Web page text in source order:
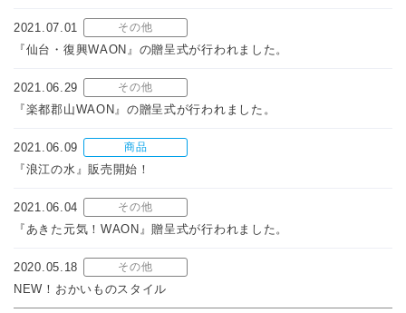
2021.07.01 その他
『仙台・復興WAON』の贈呈式が行われました。
2021.06.29 その他
『楽都郡山WAON』の贈呈式が行われました。
2021.06.09 商品
『浪江の水』販売開始！
2021.06.04 その他
『あきた元気！WAON』贈呈式が行われました。
2020.05.18 その他
NEW！おかいものスタイル